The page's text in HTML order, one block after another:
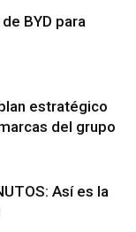
BYD para
estratégico
del grupo
Así es la